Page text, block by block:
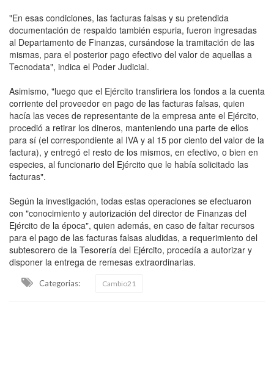
"En esas condiciones, las facturas falsas y su pretendida
documentación de respaldo también espuria, fueron ingresadas
al Departamento de Finanzas, cursándose la tramitación de las
mismas, para el posterior pago efectivo del valor de aquellas a
Tecnodata", indica el Poder Judicial.
Asimismo, "luego que el Ejército transfiriera los fondos a la cuenta
corriente del proveedor en pago de las facturas falsas, quien
hacía las veces de representante de la empresa ante el Ejército,
procedió a retirar los dineros, manteniendo una parte de ellos
para sí (el correspondiente al IVA y al 15 por ciento del valor de la
factura), y entregó el resto de los mismos, en efectivo, o bien en
especies, al funcionario del Ejército que le había solicitado las
facturas".
Según la investigación, todas estas operaciones se efectuaron
con "conocimiento y autorización del director de Finanzas del
Ejército de la época", quien además, en caso de faltar recursos
para el pago de las facturas falsas aludidas, a requerimiento del
subtesorero de la Tesorería del Ejército, procedía a autorizar y
disponer la entrega de remesas extraordinarias.
Categorias: Cambio21